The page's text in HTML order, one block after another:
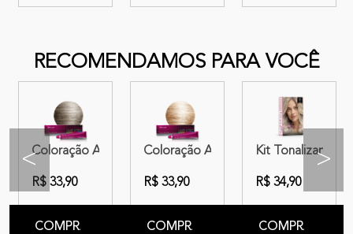
RECOMENDAMOS PARA VOCÊ
<
810 Louro Avelã Claro
7.43 Louro Médio Acobreado + OX 20
Coloração Amend Color Intensy 989 Louro Ultraclaro
R$ 33,90
COMPRAR
Coloração Amend Color Intensy 9.0
R$ 33,90
COMPRAR
Kit Tonalizante
R$ 34,90
COMPRAR
>